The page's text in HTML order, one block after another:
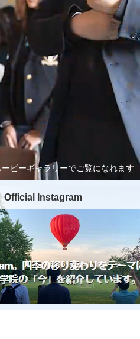
ービーギャラリーでご覧になれます
Official Instagram